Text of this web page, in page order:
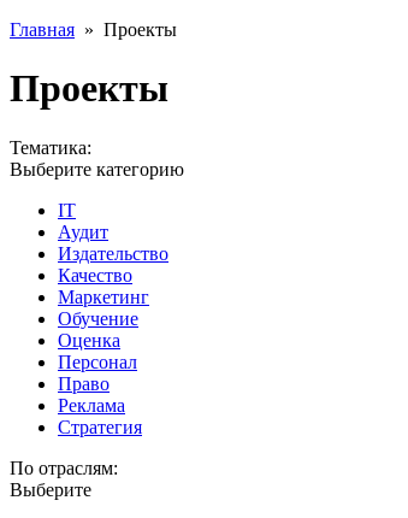
Главная » Проекты
Проекты
Тематика:
Выберите категорию
IT
Аудит
Издательство
Качество
Маркетинг
Обучение
Оценка
Персонал
Право
Реклама
Стратегия
По отраслям:
Выберите